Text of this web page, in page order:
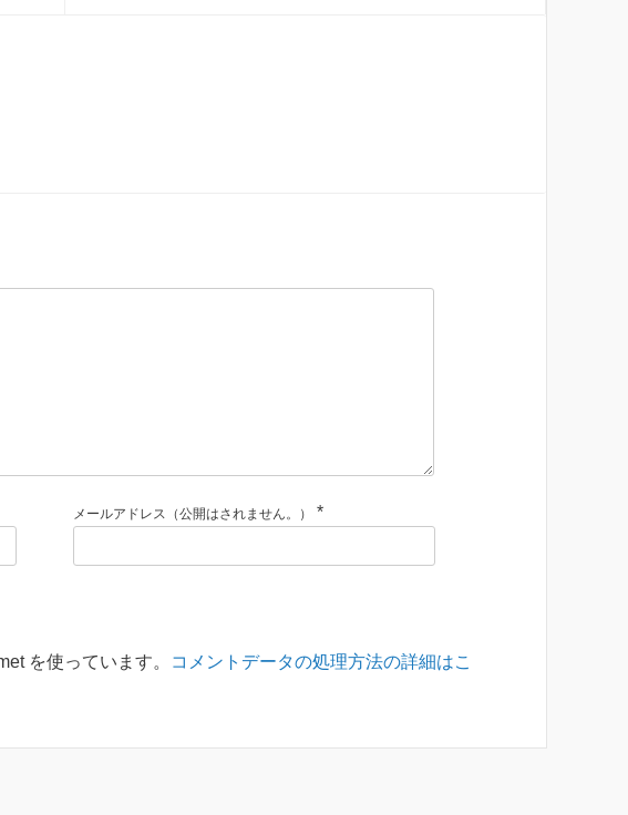
メールアドレス（公開はされません。） *
を使っています。 コメントデータの処理方法の詳細はこ